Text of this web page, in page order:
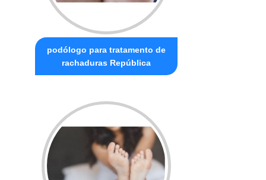
podólogo para tratamento de
rachaduras República